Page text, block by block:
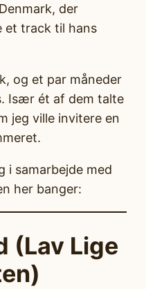
der
et track til hans
og et par måneder
Især ét af dem talte
jeg ville invitere en
i samarbejde med
her banger:
(Lav Lige